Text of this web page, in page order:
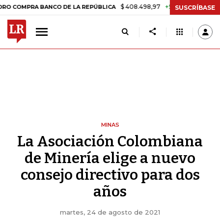
BANCO DE LA REPÚBLICA $ 408.498,97 +$ 8.753,81 +2,19%
SUSCRÍBASE
MINAS
La Asociación Colombiana
de Minería elige a nuevo
consejo directivo para dos
años
martes, 24 de agosto de 2021